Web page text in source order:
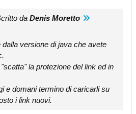
da Denis Moretto
dalla versione di java che avete
la protezione del link ed in
e domani termino di caricarli su
i link nuovi.